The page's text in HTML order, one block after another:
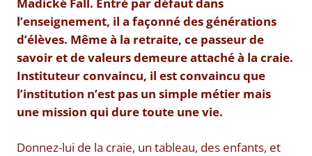
l’enseignement, il a façonné des générations
d’élèves. Même à la retraite, ce passeur de
savoir et de valeurs demeure attaché à la craie.
Instituteur convaincu, il est convaincu que
l’institution n’est pas un simple métier mais
une mission qui dure toute une vie.
Donnez-lui de la craie, un tableau, des enfants, et